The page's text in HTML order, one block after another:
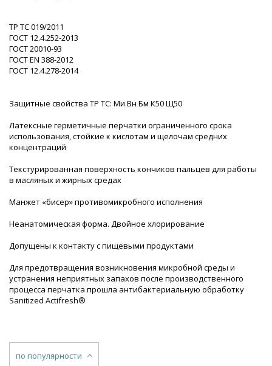
ТР ТС 019/2011
ГОСТ 12.4.252-2013
ГОСТ 20010-93
ГОСТ ЕN 388-2012
ГОСТ 12.4.278-2014
Защитные свойства ТР ТС: Ми Вн Бм К50 Щ50
Латексные герметичные перчатки ограниченного срока
использования, стойкие к кислотам и щелочам средних
концентраций
Текстурированная поверхность кончиков пальцев для работы
в масляных и жирных средах
Манжет «бисер» противомикробного исполнения
Неанатомическая форма. Двойное хлорирование
Допущены к контакту с пищевыми продуктами
Для предотвращения возникновения микробной среды и
устранения неприятных запахов после производственного
процесса перчатка прошла антибактериальную обработку
Sanitized Actifresh®
по популярности